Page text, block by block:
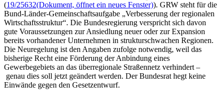
(19/25632(Dokument, öffnet ein neues Fenster)). GRW steht für die
Bund-Länder-Gemeinschaftsaufgabe „Verbesserung der regionalen
Wirtschaftsstruktur“. Die Bundesregierung verspricht sich davon
gute Voraussetzungen zur Ansiedlung neuer oder zur Expansion
bereits vorhandener Unternehmen in strukturschwachen Regionen.
Die Neuregelung ist den Angaben zufolge notwendig, weil das
bisherige Recht eine Förderung der Anbindung eines
Gewerbegebiets an das überregionale Straßennetz verhindert –
genau dies soll jetzt geändert werden. Der Bundesrat hegt keine
Einwände gegen den Gesetzentwurf.